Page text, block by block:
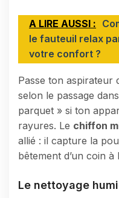
A LIRE AUSSI :
le fauteuil relax
votre confort ?
Passe ton aspirateur
selon le passage
parquet » si ton
rayures. Le chiffon
allié : il capture la
bêtement d’un coin à
Le nettoyage